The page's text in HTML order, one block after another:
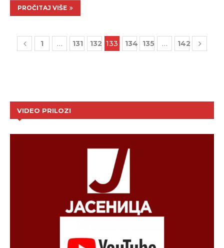
PROČITAJ VIŠE
1 … 131 132 133 134 135 … 142
VIDEO PRILOZI